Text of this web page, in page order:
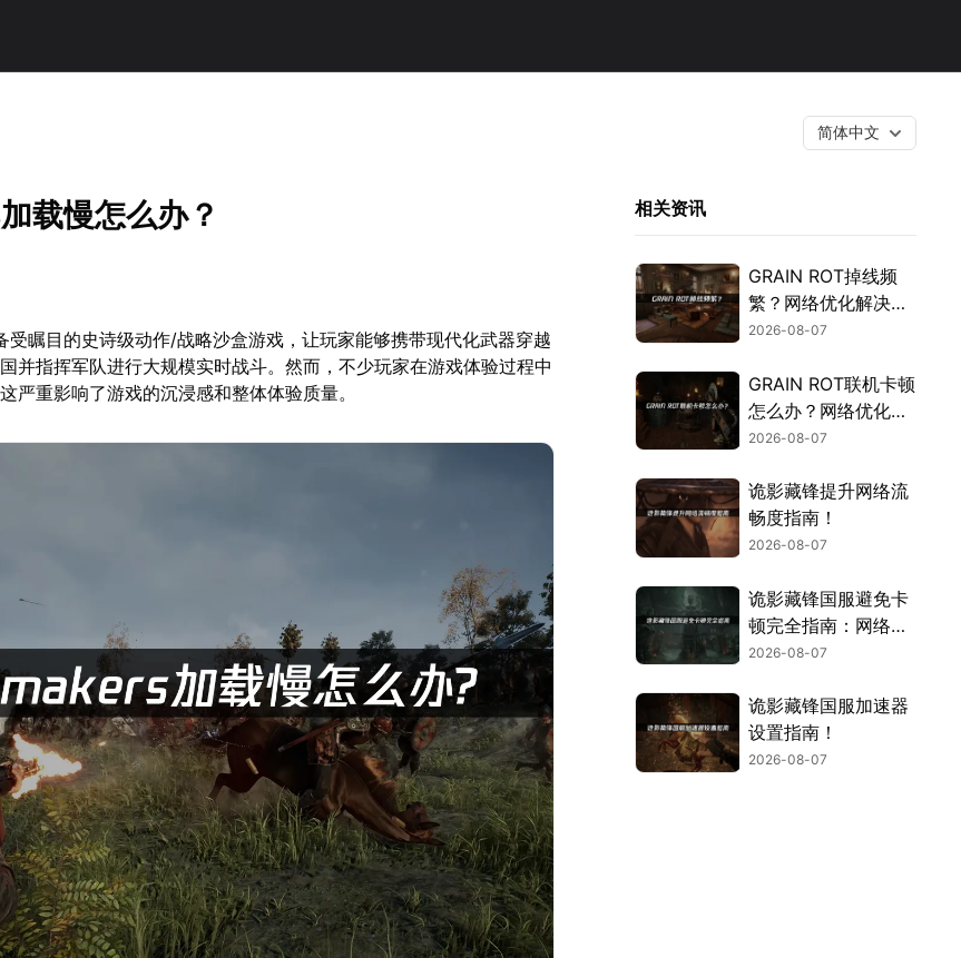
简体中文
载慢怎么办？
瞩目的史诗级动作/战略沙盒游戏，让玩家能够携带现代化武器穿越
并指挥军队进行大规模实时战斗。然而，不少玩家在游戏体验过程中
严重影响了游戏的沉浸感和整体体验质量。
相关资讯
GRAIN ROT掉线频
繁？网络优化解决指
南！
2026-08-07
GRAIN ROT联机卡顿
怎么办？网络优化解
决方案！
2026-08-07
诡影藏锋提升网络流
畅度指南！
2026-08-07
诡影藏锋国服避免卡
顿完全指南：网络优
化与解决技巧！
2026-08-07
诡影藏锋国服加速器
设置指南！
2026-08-07